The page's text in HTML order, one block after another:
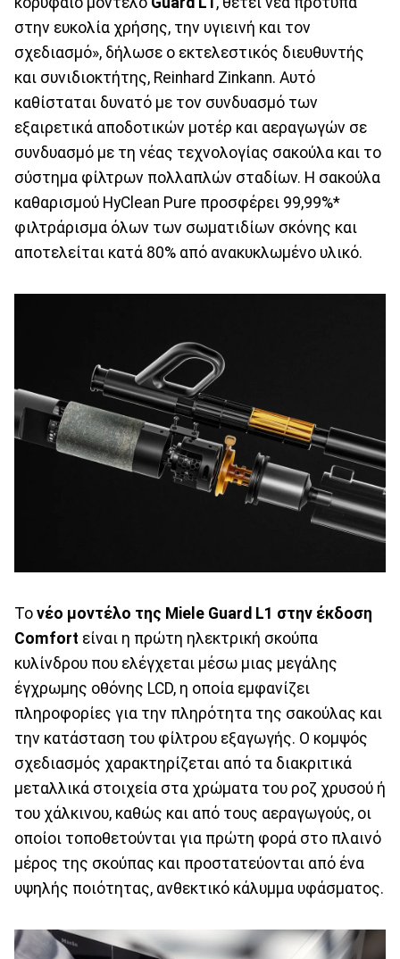
στην ευκολία χρήσης, την υγιεινή και τον
σχεδιασμό», δήλωσε ο εκτελεστικός διευθυντής
και συνιδιοκτήτης, Reinhard Zinkann. Αυτό
καθίσταται δυνατό με τον συνδυασμό των
εξαιρετικά αποδοτικών μοτέρ και αεραγωγών σε
συνδυασμό με τη νέας τεχνολογίας σακούλα και το
σύστημα φίλτρων πολλαπλών σταδίων. Η σακούλα
καθαρισμού HyClean Pure προσφέρει 99,99%*
φιλτράρισμα όλων των σωματιδίων σκόνης και
αποτελείται κατά 80% από ανακυκλωμένο υλικό.
Το νέο μοντέλο της Miele Guard L1 στην έκδοση
Comfort είναι η πρώτη ηλεκτρική σκούπα
κυλίνδρου που ελέγχεται μέσω μιας μεγάλης
έγχρωμης οθόνης LCD, η οποία εμφανίζει
πληροφορίες για την πληρότητα της σακούλας και
την κατάσταση του φίλτρου εξαγωγής. Ο κομψός
σχεδιασμός χαρακτηρίζεται από τα διακριτικά
μεταλλικά στοιχεία στα χρώματα του ροζ χρυσού ή
του χάλκινου, καθώς και από τους αεραγωγούς, οι
οποίοι τοποθετούνται για πρώτη φορά στο πλαινό
μέρος της σκούπας και προστατεύονται από ένα
υψηλής ποιότητας, ανθεκτικό κάλυμμα υφάσματος.